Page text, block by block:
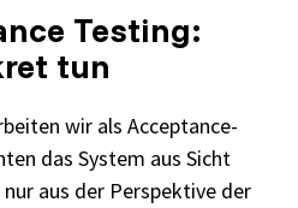
Testing:
tun
wir als Acceptance-
das System aus Sicht
aus der Perspektive der